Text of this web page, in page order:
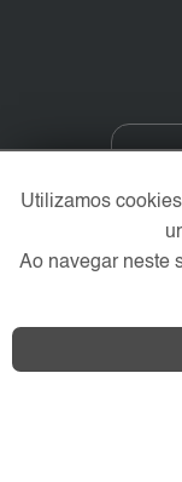
Utilizamos
Ao navegar neste